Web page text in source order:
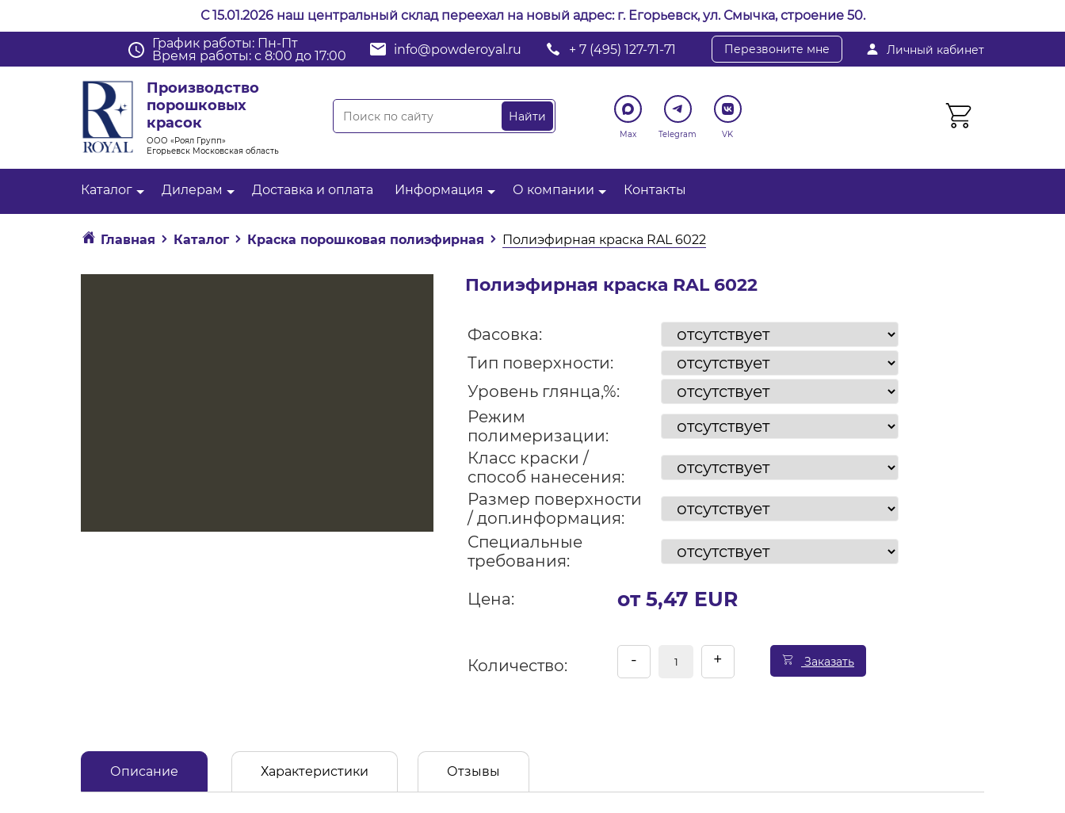
С 15.01.2026 наш центральный склад переехал на новый адрес: г. Егорьевск, ул. Смычка, строение 50.
Личный кабинет
График работы: Пн-Пт
Время работы: с 8:00 до 17:00
info@powderoyal.ru + 7 (495) 127-71-71 Перезвоните мне
Производство
порошковых
красок
ООО «Роял Групп»
Егорьевск Московская область
Max Telegram VK
Каталог Дилерам Доставка и оплата Информация О компании Контакты
Главная Каталог Краска порошковая полиэфирная Полиэфирная краска RAL 6022
Полиэфирная краска RAL 6022
Фасовка:
Тип поверхности:
Уровень глянца,%:
Режим
полимеризации:
Класс краски /
способ нанесения:
Размер поверхности
/ доп.информация:
Специальные
требования:
Цена:
от 5,47 EUR
Количество: - + Заказать
Описание Характеристики Отзывы